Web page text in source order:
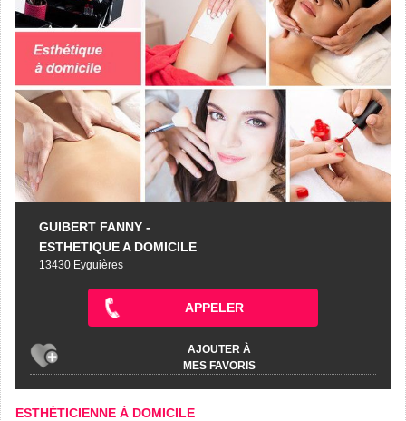
GUIBERT FANNY -
ESTHETIQUE A DOMICILE
13430 Eyguières
APPELER
AJOUTER À
MES FAVORIS
ESTHÉTICIENNE À DOMICILE